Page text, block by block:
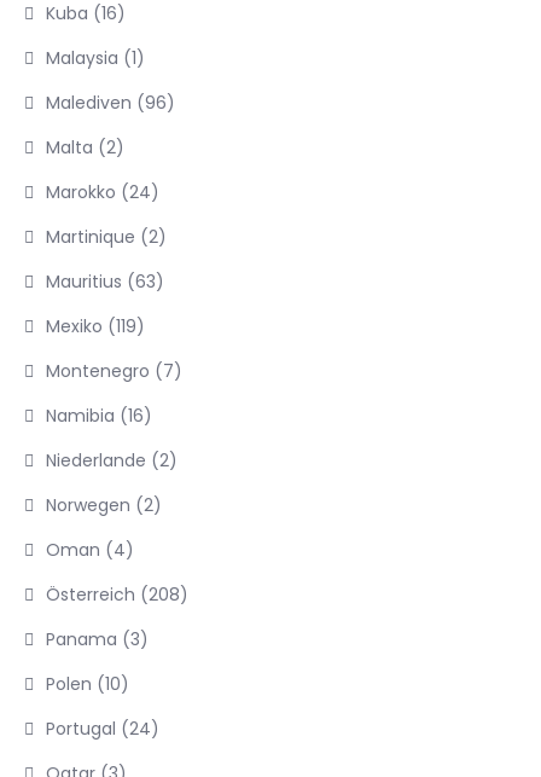
Kuba (16)
Malaysia (1)
Malediven (96)
Malta (2)
Marokko (24)
Martinique (2)
Mauritius (63)
Mexiko (119)
Montenegro (7)
Namibia (16)
Niederlande (2)
Norwegen (2)
Oman (4)
Österreich (208)
Panama (3)
Polen (10)
Portugal (24)